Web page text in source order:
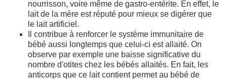
nourrisson, voire même de gastro-entérite. En effet, le
lait de la mère est réputé pour mieux se digérer que
le lait artificiel.
Il contribue à renforcer le système immunitaire de
bébé aussi longtemps que celui-ci est allaité. On
observe par exemple une baisse significative du
nombre d'otites chez les bébés allaités. En fait, les
anticorps que ce lait contient permet au bébé de